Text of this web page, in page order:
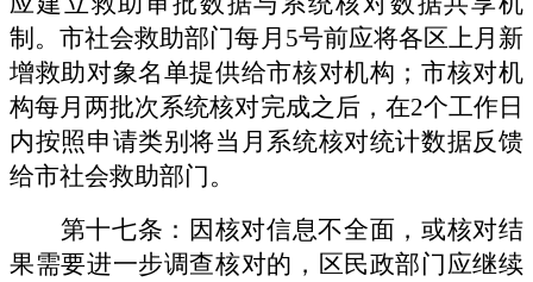
制。市社会救助部门每月 5号前应将各区上月新
增救助对象名单提供给市核对机构；市核对机
构每月两批次系统核对完成之后，在2个工作日
内按照申请类别将当月系统核对统计数据反馈
给市社会救助部门。
第十七条：因核对信息不全面，或核对结
果需要进一步调查核对的，区民政部门应继续